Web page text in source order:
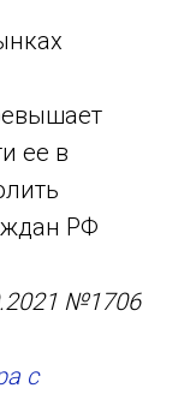
ее в
РФ
№1706
с